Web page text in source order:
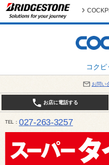
コク
お問い
お店に電話する
TEL 027-263-3257
10:00～19:00 / 定休日：8月の店休日 4日(火)